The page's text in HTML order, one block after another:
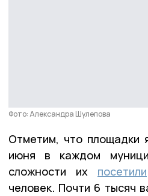
Фото: Александра Шулепова
Отметим, что площадки
июня в каждом
сложности их посетили
человек. Почти 6 тысяч